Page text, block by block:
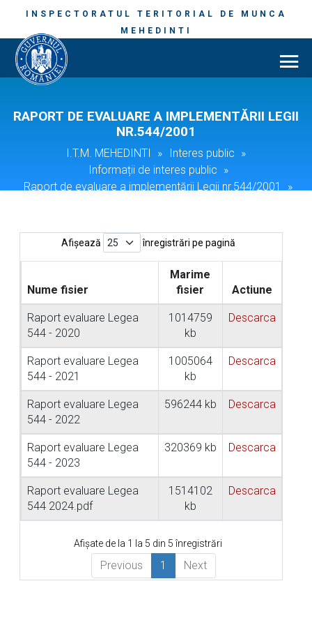
INSPECTORATUL TERITORIAL DE MUNCA
MEHEDINTI
RAPORT DE EVALUARE A IMPLEMENTĂRII LEGII
NR.544/2001
I.T.M. MEHEDINTI » Interes public »
Informații de interes public »
Raport de evaluare a implementării Legii nr.544/2001
»
Afișează înregistrări pe pagină
Nume fisier
Marime
fisier
Actiune
Raport evaluare Legea
544 - 2020
1014759
kb
Descarca
Raport evaluare Legea
544 - 2021
1005064
kb
Descarca
Raport evaluare Legea
544 - 2022
596244 kb Descarca
Raport evaluare Legea
544 - 2023
320369 kb Descarca
Raport evaluare Legea
544 2024.pdf
1514102
kb
Descarca
Afișate de la 1 la 5 din 5 înregistrări
Previous 1 Next